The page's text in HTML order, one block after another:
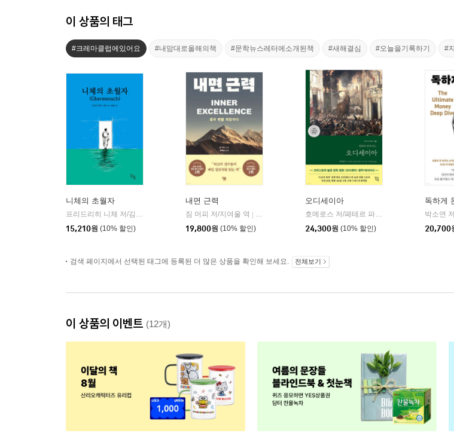
이 상품의 태그
#크레마클럽에있어요 #내맘대로올해의책 #문학뉴스레터에소개된책 #새해결심 #오늘을기록하기 #
니체의 초월자
프리드리히 니체 저/김철 편역
15,210원 (10% 할인)
내면 근력
짐 머피 저/지여울 역
윌북(willbook)
19,800원 (10% 할인)
오디세이아
호메로스 저/페테르 파울 루벤스 그림/박문재 역
24,300원 (10% 할인)
독하게
박소연 저
20,700
검색 페이지에서 선택된 태그에 등록된 더 많은 상품을 확인해 보세요. 전체보기
이 상품의 이벤트 (12개)